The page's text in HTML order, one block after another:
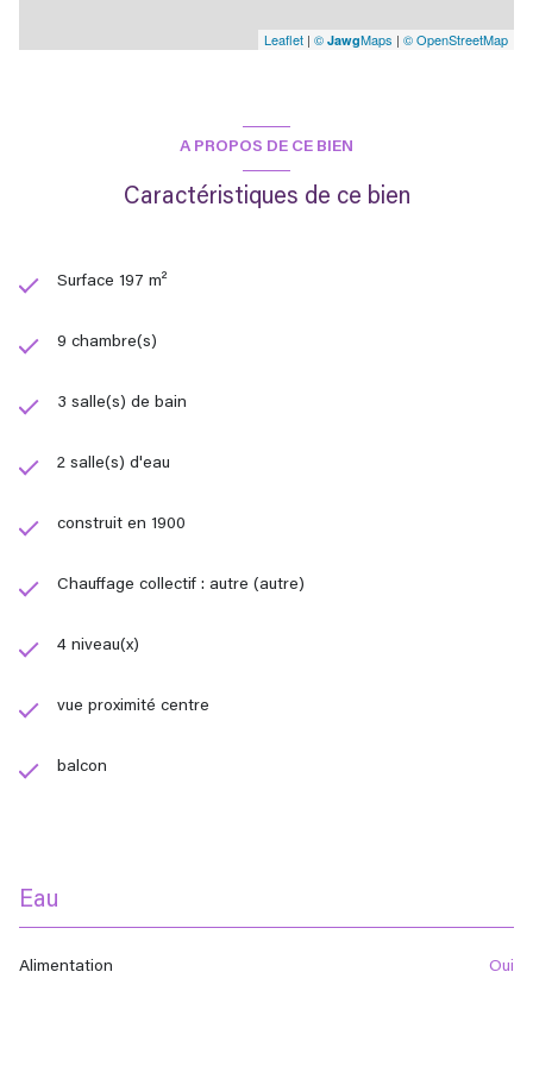
Leaflet | © JawgMaps | © OpenStreetMap
A PROPOS DE CE BIEN
Caractéristiques de ce bien
Surface 197 m²
9 chambre(s)
3 salle(s) de bain
2 salle(s) d'eau
construit en 1900
Chauffage collectif : autre (autre)
4 niveau(x)
vue proximité centre
balcon
Eau
Alimentation oui